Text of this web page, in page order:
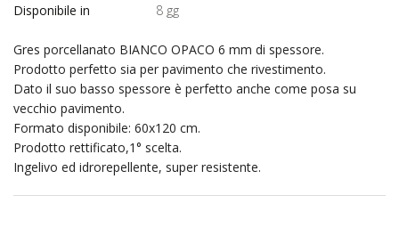
Disponibile in
8 gg
Gres porcellanato BIANCO OPACO 6 mm di spessore.
Prodotto perfetto sia per pavimento che rivestimento.
Dato il suo basso spessore è perfetto anche come posa su
vecchio pavimento.
Formato disponibile: 60x120 cm.
Prodotto rettificato,1° scelta.
Ingelivo ed idrorepellente, super resistente.